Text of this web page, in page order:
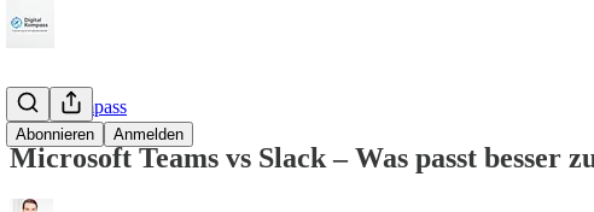
Abonnieren Anmelden
M365Kompass
Microsoft Teams vs Slack – Was passt besser